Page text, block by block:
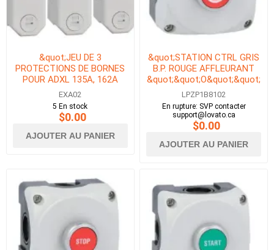
&quot;JEU DE 3
PROTECTIONS DE BORNES
POUR ADXL 135A, 162A
&amp; 195A&quot;
EXA02
5 En stock
$0.00
AJOUTER AU PANIER
&quot;STATION CTRL GRIS
B.P. ROUGE AFFLEURANT
&quot;&quot;O&quot;&quot;
1NF&quot;
LPZP1B8102
En rupture: SVP contacter
support@lovato.ca
$0.00
AJOUTER AU PANIER